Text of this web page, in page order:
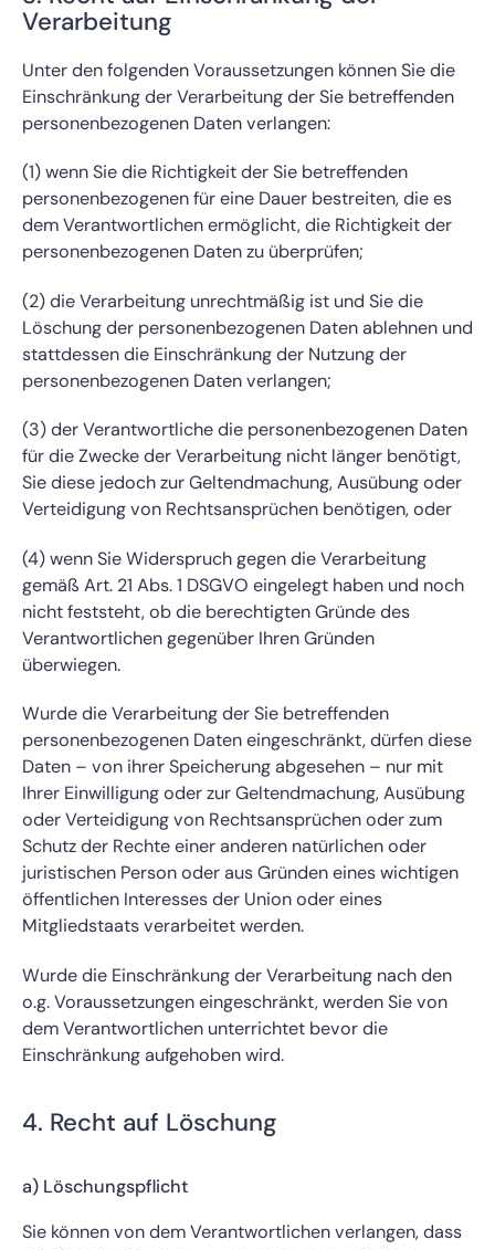
Verarbeitung
Unter den folgenden Voraussetzungen können Sie die
Einschränkung der Verarbeitung der Sie betreffenden
personenbezogenen Daten verlangen:
(1) wenn Sie die Richtigkeit der Sie betreffenden
personenbezogenen für eine Dauer bestreiten, die es
dem Verantwortlichen ermöglicht, die Richtigkeit der
personenbezogenen Daten zu überprüfen;
(2) die Verarbeitung unrechtmäßig ist und Sie die
Löschung der personenbezogenen Daten ablehnen und
stattdessen die Einschränkung der Nutzung der
personenbezogenen Daten verlangen;
(3) der Verantwortliche die personenbezogenen Daten
für die Zwecke der Verarbeitung nicht länger benötigt,
Sie diese jedoch zur Geltendmachung, Ausübung oder
Verteidigung von Rechtsansprüchen benötigen, oder
(4) wenn Sie Widerspruch gegen die Verarbeitung
gemäß Art. 21 Abs. 1 DSGVO eingelegt haben und noch
nicht feststeht, ob die berechtigten Gründe des
Verantwortlichen gegenüber Ihren Gründen
überwiegen.
Wurde die Verarbeitung der Sie betreffenden
personenbezogenen Daten eingeschränkt, dürfen diese
Daten – von ihrer Speicherung abgesehen – nur mit
Ihrer Einwilligung oder zur Geltendmachung, Ausübung
oder Verteidigung von Rechtsansprüchen oder zum
Schutz der Rechte einer anderen natürlichen oder
juristischen Person oder aus Gründen eines wichtigen
öffentlichen Interesses der Union oder eines
Mitgliedstaats verarbeitet werden.
Wurde die Einschränkung der Verarbeitung nach den
o.g. Voraussetzungen eingeschränkt, werden Sie von
dem Verantwortlichen unterrichtet bevor die
Einschränkung aufgehoben wird.
4. Recht auf Löschung
a) Löschungspflicht
Sie können von dem Verantwortlichen verlangen, dass